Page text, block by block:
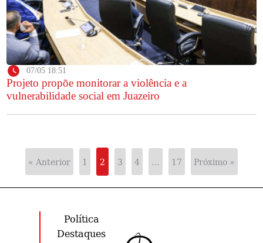
07/05 18:51
Projeto propõe monitorar a violência e a
vulnerabilidade social em Juazeiro
« Anterior 1 2 3 4 … 17 Próximo »
Política
Destaques